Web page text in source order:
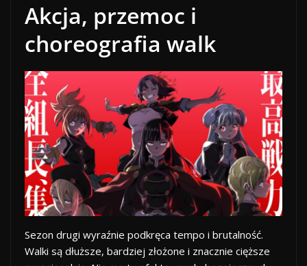
Akcja, przemoc i
choreografia walk
Sezon drugi wyraźnie podkręca tempo i brutalność.
Walki są dłuższe, bardziej złożone i znacznie cięższe